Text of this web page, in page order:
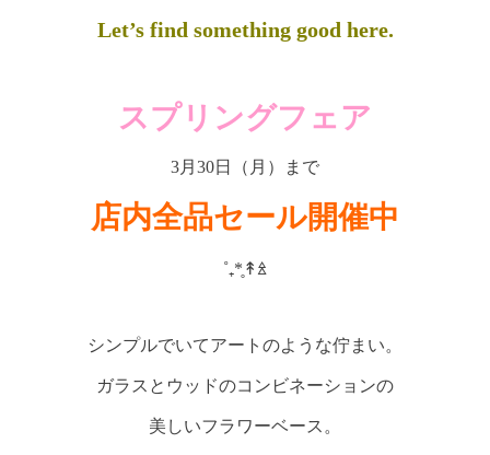
Let’s find something good here.
スプリングフェア
3月30日（月）まで
店内全品セール開催中
˚₊*̥↟ꊛ
シンプルでいてアートのような佇まい。
ガラスとウッドのコンビネーションの
美しいフラワーベース。